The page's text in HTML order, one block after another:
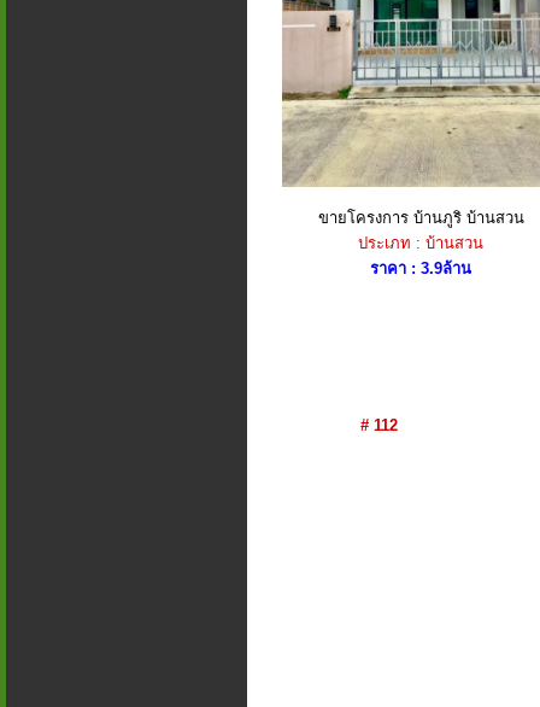
ขายโครงการ บ้านภูริ บ้านสวน
ประเภท : บ้านสวน
ราคา : 3.9ล้าน
# 112